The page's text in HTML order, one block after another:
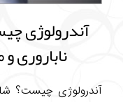
آندرولوژی
آندرولوژی چیست؟